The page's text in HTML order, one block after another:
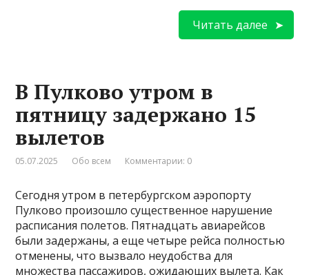
Читать далее
В Пулково утром в
пятницу задержано 15
вылетов
05.07.2025 Обо всем Комментарии: 0
Сегодня утром в петербургском аэропорту
Пулково произошло существенное нарушение
расписания полетов. Пятнадцать авиарейсов
были задержаны, а еще четыре рейса полностью
отменены, что вызвало неудобства для
множества пассажиров, ожидающих вылета. Как